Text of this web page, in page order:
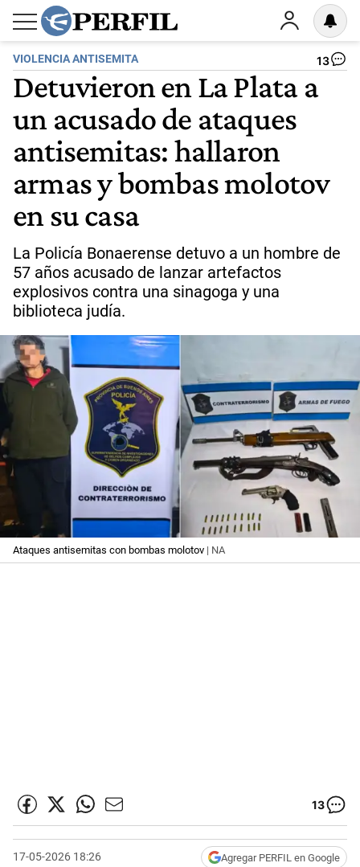
VIOLENCIA ANTISEMITA 13
Detuvieron en La Plata a
un acusado de ataques
antisemitas: hallaron
armas y bombas molotov
en su casa
La Policía Bonaerense detuvo a un hombre de
57 años acusado de lanzar artefactos
explosivos contra una sinagoga y una
biblioteca judía.
Ataques antisemitas con bombas molotov | NA
13
17-05-2026 18:26 Agregar PERFIL en Google